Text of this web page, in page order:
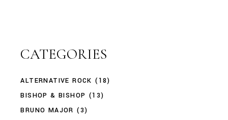
CATEGORIES
ALTERNATIVE ROCK (18)
BISHOP & BISHOP (13)
BRUNO MAJOR (3)